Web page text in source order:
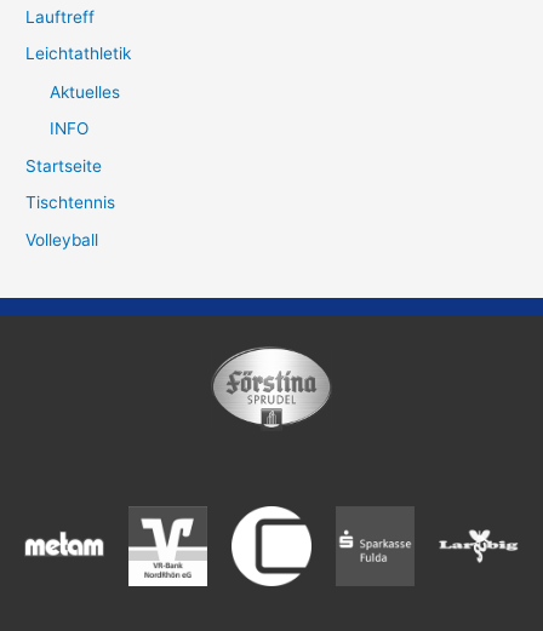
Lauftreff
Leichtathletik
Aktuelles
INFO
Startseite
Tischtennis
Volleyball